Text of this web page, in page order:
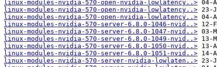
linux-modules-nvidia-570-open-nvidia-lowlatency..>
linux-modules-nvidia-570-open-nvidia-lowlatency..>
linux-modules-nvidia-570-open-nvidia-lowlatency..>
linux-modules-nvidia-570-server-6.8.0-1046-nvid..>
linux-modules-nvidia-570-server-6.8.0-1047-nvid..>
linux-modules-nvidia-570-server-6.8.0-1049-nvid..>
linux-modules-nvidia-570-server-6.8.0-1050-nvid..>
linux-modules-nvidia-570-server-6.8.0-1051-nvid..>
linux-modules-nvidia-570-server-nvidia-lowlaten..>